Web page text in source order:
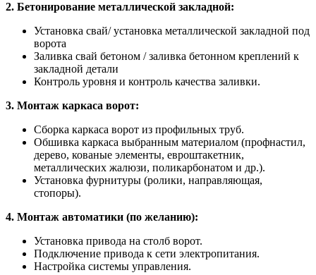
2. Бетонирование металлической закладной:
Установка свай/ установка металлической закладной под
ворота
Заливка свай бетоном / заливка бетонном креплений к
закладной детали
Контроль уровня и контроль качества заливки.
3. Монтаж каркаса ворот:
Сборка каркаса ворот из профильных труб.
Обшивка каркаса выбранным материалом (профнастил,
дерево, кованые элементы, евроштакетник,
металлических жалюзи, поликарбонатом и др.).
Установка фурнитуры (ролики, направляющая,
стопоры).
4. Монтаж автоматики (по желанию):
Установка привода на столб ворот.
Подключение привода к сети электропитания.
Настройка системы управления.